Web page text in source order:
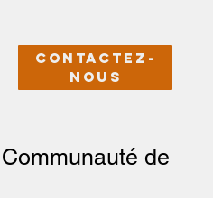
Contactez-
nous
de